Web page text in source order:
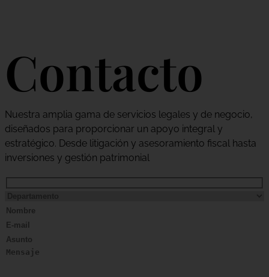
Contacto
Nuestra amplia gama de servicios legales y de negocio,
diseñados para proporcionar un apoyo integral y
estratégico. Desde litigación y asesoramiento fiscal hasta
inversiones y gestión patrimonial